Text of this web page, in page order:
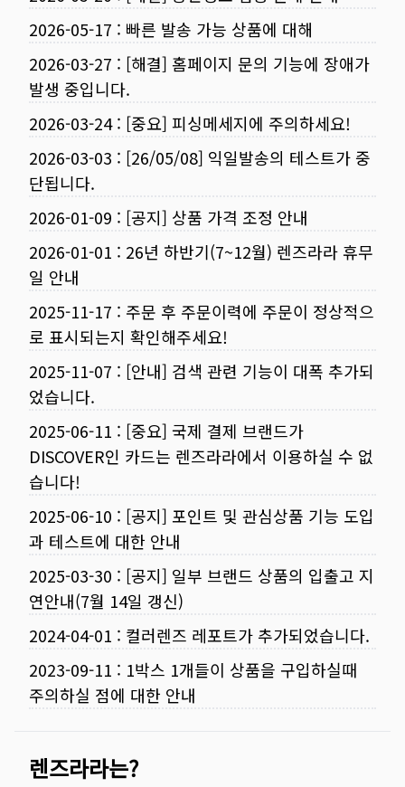
2026-05-17 : 빠른 발송 가능 상품에 대해
2026-03-27 : [해결] 홈페이지 문의 기능에 장애가
발생 중입니다.
2026-03-24: [중요] 피싱메세지에 주의하세요!
2026-03-03 : [26/05/08] 익일발송의 테스트가 중
단됩니다.
2026-01-09 : [공지] 상품 가격 조정 안내
2026-01-01 : 26년 하반기(7~12월) 렌즈라라 휴무
일 안내
2025-11-17 : 주문 후 주문이력에 주문이 정상적으
로 표시되는지 확인해주세요!
2025-11-07 : [안내] 검색 관련 기능이 대폭 추가되
었습니다.
2025-06-11 : [중요] 국제 결제 브랜드가
DISCOVER인 카드는 렌즈라라에서 이용하실 수 없
습니다!
2025-06-10 : [공지] 포인트 및 관심상품 기능 도입
과 테스트에 대한 안내
2025-03-30 : [공지] 일부 브랜드 상품의 입출고 지
연안내(7월 14일 갱신)
2024-04-01 : 컬러렌즈 레포트가 추가되었습니다.
2023-09-11 : 1박스 1개들이 상품을 구입하실때
주의하실 점에 대한 안내
렌즈라라는?